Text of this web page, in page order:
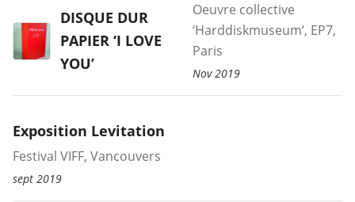
DISQUE DUR
PAPIER ‘I LOVE
YOU’
Oeuvre collective
‘Harddiskmuseum‘, EP7,
Paris
Nov 2019
Exposition Levitation
Festival VIFF, Vancouvers
sept 2019